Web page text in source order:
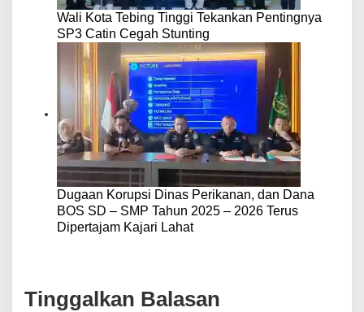
Wali Kota Tebing Tinggi Tekankan Pentingnya
SP3 Catin Cegah Stunting
Dugaan Korupsi Dinas Perikanan, dan Dana
BOS SD – SMP Tahun 2025 – 2026 Terus
Dipertajam Kajari Lahat
Tinggalkan Balasan